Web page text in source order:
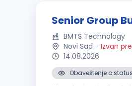
Senior Group
BMTS Technology
Novi Sad - Izvan
14.08.2026
Obaveštenje o